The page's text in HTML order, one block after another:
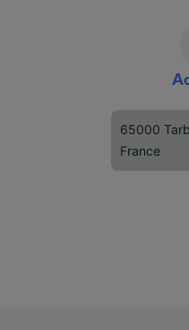
65000
France